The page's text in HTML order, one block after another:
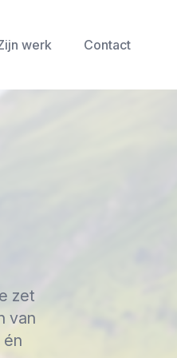
werk Contact
zet
van